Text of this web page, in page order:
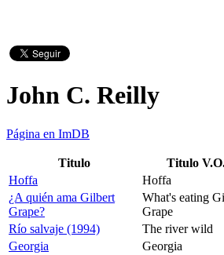
John C. Reilly
Página en ImDB
Titulo Titulo
Hoffa
Hoffa
¿A quién ama Gilbert
Grape?
What's eating
Grape
Río salvaje (1994)
The river wild
Georgia
Georgia